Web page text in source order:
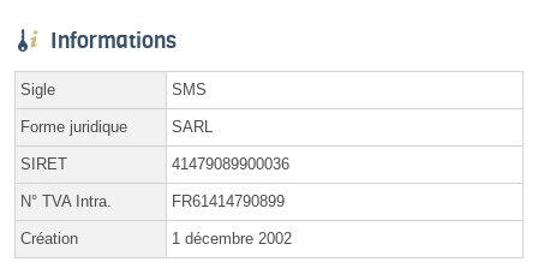
Informations
Sigle SMS
Forme juridique SARL
SIRET 41479089900036
N° TVA Intra. FR61414790899
Création 1 décembre 2002